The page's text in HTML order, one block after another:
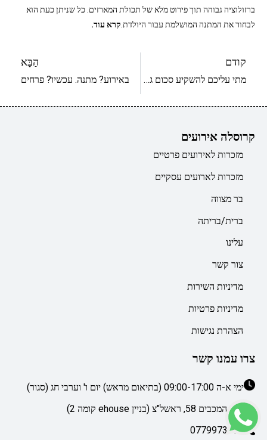
ברזולוציה גבוהה תוך פירוט מלא של תכולת המארזים. כל שניתן כעת הוא
לבחור את המתנה המושלמת עבור היולדת. קרא עוד.
קודם
מתי עליכם להשקיע סכום גבוה במתנה ליולדת
הַבָּא
באירוע? מתנה. עכשיו? פרחים
קרוסלה אירועים
מזכרות לאירועים פרטיים
מזכרות לארועים עסקיים
בר מצווה
ברית/בריתה
עלינו
צור קשר
מדיניות השירות
מדיניות פרטיות
הצהרת נגישות
צרו עמנו קשר
ימי א-ה 09:00-17:00 (בתיאום מראש) יום ו' וערבי חג (סגור)
דרך המכבים 58, ראשל"צ (בניין ehouse קומה 2)
0779973076